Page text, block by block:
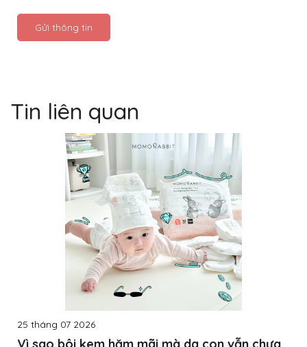
Gửi thông tin
Tin liên quan
25 tháng 07 2026
Vì sao bôi kem hăm mãi mà da con vẫn chưa